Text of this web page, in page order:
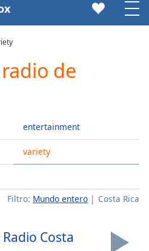
de
entertainment
variety
Filtro: Mundo entero Costa Rica
Costa